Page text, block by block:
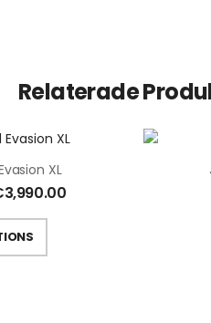
Relaterade
XL
3,990.00